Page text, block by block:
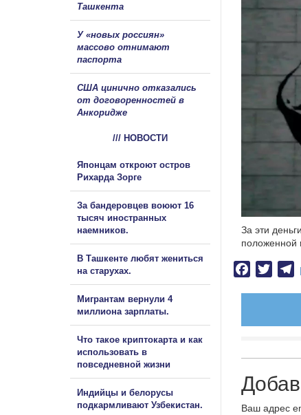
За эти
положенной
Facebook
Ваш адрес
Ташкента
У «новых россиян»
массово отнимают
паспорта
США цинично отказались
от договоренностей в
Анкоридже
/// НОВОСТИ
Японцам откроют остров
Рихарда Зорге
За бандеровцев воюют 16
тысяч иностранных
наемников.
В Ташкенте любят жениться
на старухах.
Мигрантам вернули 4
миллиона зарплаты.
Что такое криптокарта и как
использовать в
повседневной жизни
Индийцы и белорусы
подкармливают Узбекистан.